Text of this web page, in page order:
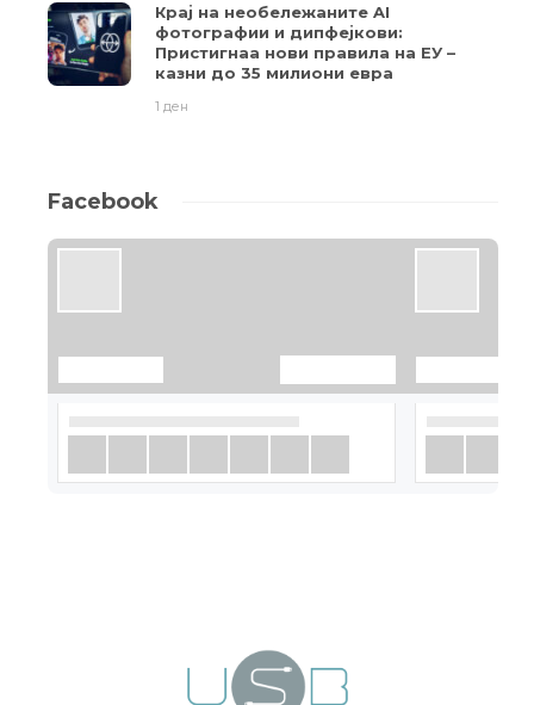
Крај на необележаните AI
фотографии и дипфејкови:
Пристигнаа нови правила на ЕУ –
казни до 35 милиони евра
1 ден
Facebook